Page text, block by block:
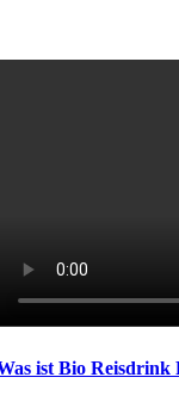
ist Bio Reisdrink